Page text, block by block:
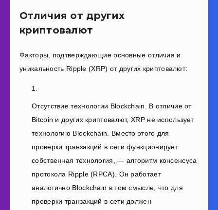
Отличия от других
криптовалют
Факторы, подтверждающие основные отличия и
уникальность Ripple (XRP) от других криптовалют:
Отсутствие технологии Blockchain. В отличие от
Bitcoin и других криптовалют, XRP не использует
технологию Blockchain. Вместо этого для
проверки транзакций в сети функционирует
собственная технология, — алгоритм консенсуса
протокола Ripple (RPCA). Он работает
аналогично Blockchain в том смысле, что для
проверки транзакций в сети должен